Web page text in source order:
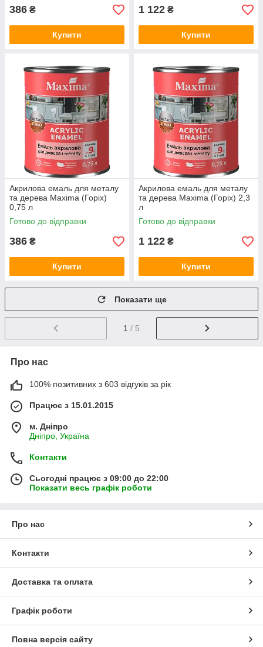
386 ₴
Купити
1 122 ₴
Купити
Акрилова емаль для металу
та дерева Maxima (Горіх)
0,75 л
Готово до відправки
386 ₴
Купити
Акрилова емаль для металу
та дерева Maxima (Горіх) 2,3
л
Готово до відправки
1 122 ₴
Купити
Показати ще
1 / 5
Про нас
100% позитивних з 603 відгуків за рік
Працює з 15.01.2015
м. Дніпро
Дніпро, Україна
Контакти
Сьогодні працює з 09:00 до 22:00
Показати весь графік роботи
Про нас
Контакти
Доставка та оплата
Графік роботи
Повна версія сайту